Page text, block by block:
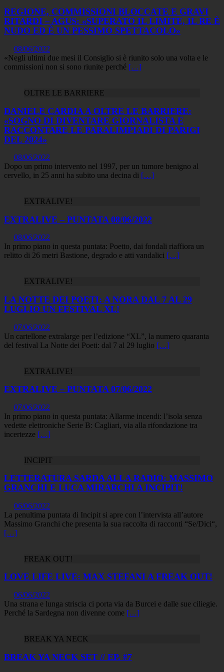
REGIONE, COMMISSIONI BLOCCATE E GRAVI
RITARDI – AGUS: «SUPERATO IL LIMITE, IL RE È
NUDO ED È UN PESSIMO SPETTACOLO»
08/06/2022
«Negli ultimi due mesi il Consiglio si è riunito solo una volta e le
commissioni non si sono riunite perché […]
OLTRE LE BARRIERE
DANIELE CARDIA A OLTRE LE BARRIERE:
«SOGNO DI DIVENTARE GIORNALISTA E
RACCONTARE LE PARALIMPIADI DI PARIGI
DEL 2024»
08/06/2022
Dopo un primo intervento nel 1997, per un tumore benigno al
cervello, in 25 anni ha subito una decina di […]
EXTRALIVE!
EXTRALIVE – PUNTATA 08/06/2022
08/06/2022
In primo piano in questa puntata: Poetto, dai fondali riaffiora un
relitto di 26 metri Bastione, degrado e atti vandalici […]
EXTRALIVE!
LA NOTTE DEI POETI: A NORA DAL 7 AL 29
LUGLIO UN FESTIVAL XL!
07/06/2022
Un cartellone extralarge per l’edizione “XL”, la numero quaranta
del festival La Notte dei Poeti: dal 7 al 29 luglio […]
EXTRALIVE!
EXTRALIVE – PUNTATA 07/06/2022
07/06/2022
In primo piano in questa puntata: Allarme incendi: l’isola senza
vedette elettroniche Serie B: Cagliari, via alla rifondazione tra
incertezze […]
INCIPIT
LETTERATURA SARDA ALLA RADIO: MASSIMO
GRANCHI E LUCA MIRARCHI A INCIPIT!
06/06/2022
La penultima puntata di Incipit si apre con l’intervista all’autore
Massimo Granchi che presenta la sua raccolta di racconti “Se/Dici“,
[…]
FREAK OUT!
LOVE LIFE LIVE: MAX STEFANI A FREAK OUT!
06/06/2022
Una strana e lunga striscia ci porta via da Burcei e dalle sue ciliegie.
Perché la Sardegna non divenne come […]
BREAK YA NECK
BREAK YA NECK SET // EP. #7